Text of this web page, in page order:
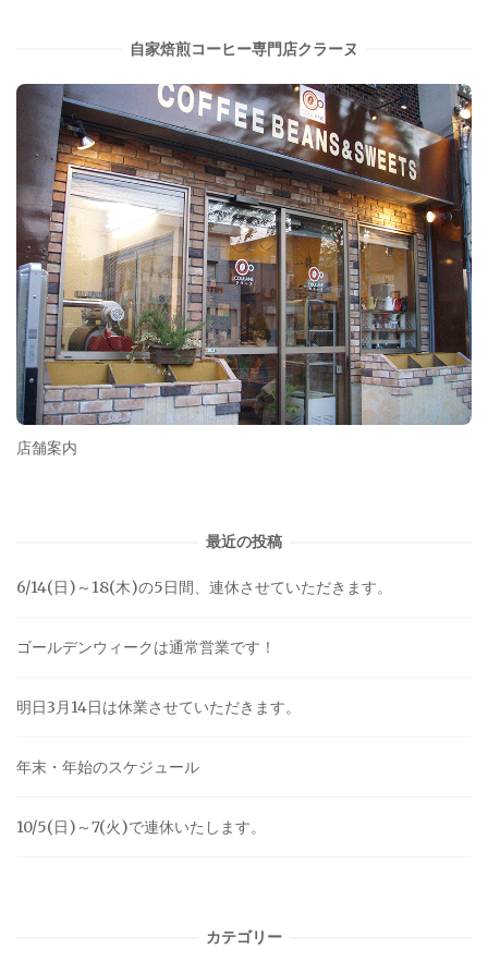
自家焙煎コーヒー専門店クラーヌ
店舗案内
最近の投稿
6/14(日)～18(木)の5日間、連休させていただきます。
ゴールデンウィークは通常営業です！
明日3月14日は休業させていただきます。
年末・年始のスケジュール
10/5(日)～7(火)で連休いたします。
カテゴリー